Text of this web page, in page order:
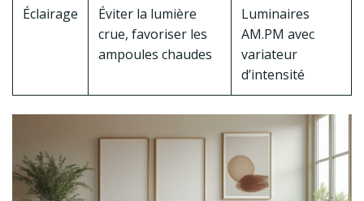
Éclairage
Éviter la lumière
crue, favoriser les
ampoules chaudes
Luminaires
AM.PM avec
variateur
d’intensité